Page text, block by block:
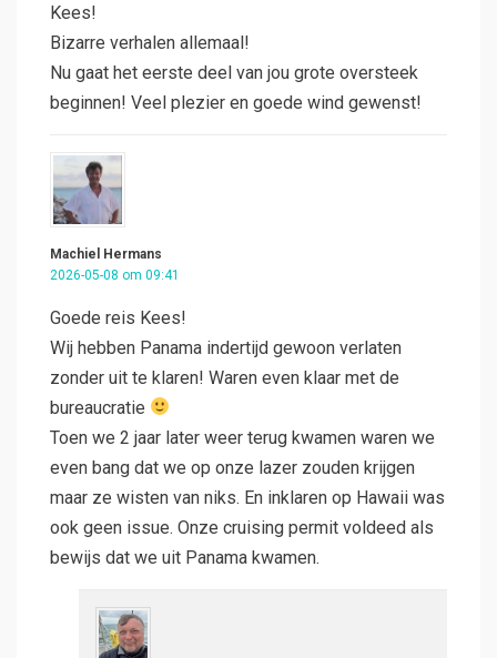
Kees!
Bizarre verhalen allemaal!
Nu gaat het eerste deel van jou grote oversteek
beginnen! Veel plezier en goede wind gewenst!
Machiel Hermans
2026-05-08 om 09:41
Goede reis Kees!
Wij hebben Panama indertijd gewoon verlaten
zonder uit te klaren! Waren even klaar met de
bureaucratie
Toen we 2 jaar later weer terug kwamen waren we
even bang dat we op onze lazer zouden krijgen
maar ze wisten van niks. En inklaren op Hawaii was
ook geen issue. Onze cruising permit voldeed als
bewijs dat we uit Panama kwamen.